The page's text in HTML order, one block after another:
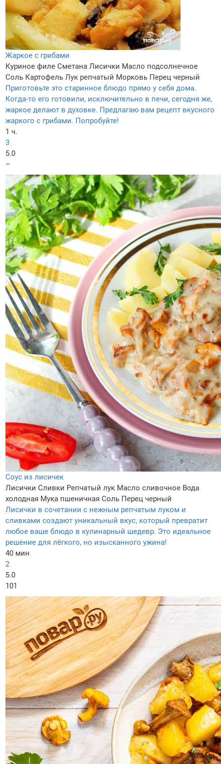
Жаркое с грибами
Куриное филе Сметана Лисички Масло подсолнечное
Соль Картофель Лук репчатый Морковь Перец черный
Приготовьте это старинное блюдо прямо у себя дома.
Когда-то его готовили, исключительно в печи, сегодня же,
жаркое делают в духовке. Предлагаю вам рецепт вкусного
жаркого с грибами. Попробуйте!
1 ч.
3
5.0
–
Соус из лисичек
Лисички Сливки Репчатый лук Масло сливочное Вода
холодная Мука пшеничная Соль Перец черный
Лисички в сочетании с нежным репчатым луком и
сливками создают уникальный вкус, который превратит
любое ваше блюдо в кулинарный шедевр. Это идеальное
решение для лёгкого, но изысканного ужина!
40 мин
2
5.0
101